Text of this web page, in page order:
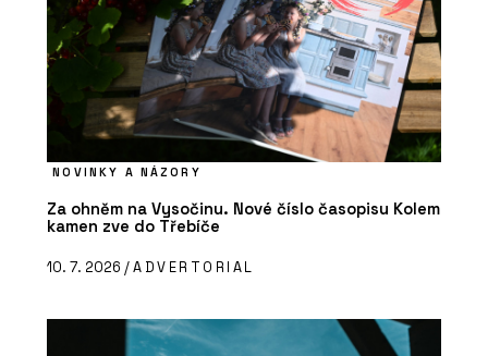
NOVINKY A NÁZORY
Za ohněm na Vysočinu. Nové číslo časopisu Kolem
kamen zve do Třebíče
10. 7. 2026 /ADVERTORIAL